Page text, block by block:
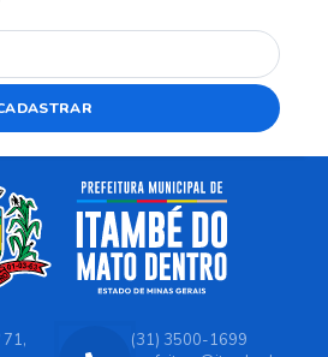
71,
(31) 3500-1699